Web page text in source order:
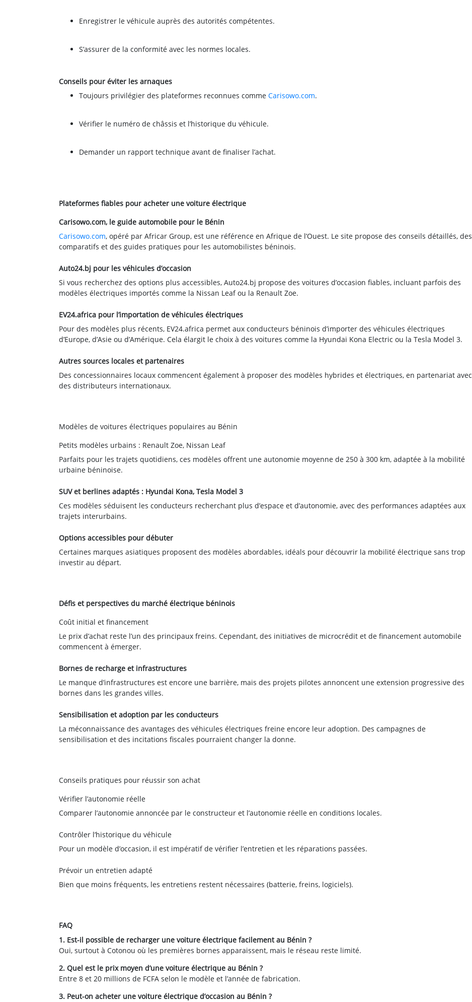
Enregistrer le véhicule auprès des autorités compétentes.
S’assurer de la conformité avec les normes locales.
Conseils pour éviter les arnaques
Toujours privilégier des plateformes reconnues comme Carisowo.com.
Vérifier le numéro de châssis et l’historique du véhicule.
Demander un rapport technique avant de finaliser l’achat.
Plateformes fiables pour acheter une voiture électrique
Carisowo.com, le guide automobile pour le Bénin
Carisowo.com, opéré par Africar Group, est une référence en Afrique de l’Ouest. Le site propose des conseils détaillés, des
comparatifs et des guides pratiques pour les automobilistes béninois.
Auto24.bj pour les véhicules d’occasion
Si vous recherchez des options plus accessibles, Auto24.bj propose des voitures d’occasion fiables, incluant parfois des
modèles électriques importés comme la Nissan Leaf ou la Renault Zoe.
EV24.africa pour l’importation de véhicules électriques
Pour des modèles plus récents, EV24.africa permet aux conducteurs béninois d’importer des véhicules électriques
d’Europe, d’Asie ou d’Amérique. Cela élargit le choix à des voitures comme la Hyundai Kona Electric ou la Tesla Model 3.
Autres sources locales et partenaires
Des concessionnaires locaux commencent également à proposer des modèles hybrides et électriques, en partenariat avec
des distributeurs internationaux.
Modèles de voitures électriques populaires au Bénin
Petits modèles urbains : Renault Zoe, Nissan Leaf
Parfaits pour les trajets quotidiens, ces modèles offrent une autonomie moyenne de 250 à 300 km, adaptée à la mobilité
urbaine béninoise.
SUV et berlines adaptés : Hyundai Kona, Tesla Model 3
Ces modèles séduisent les conducteurs recherchant plus d’espace et d’autonomie, avec des performances adaptées aux
trajets interurbains.
Options accessibles pour débuter
Certaines marques asiatiques proposent des modèles abordables, idéals pour découvrir la mobilité électrique sans trop
investir au départ.
Défis et perspectives du marché électrique béninois
Coût initial et financement
Le prix d’achat reste l’un des principaux freins. Cependant, des initiatives de microcrédit et de financement automobile
commencent à émerger.
Bornes de recharge et infrastructures
Le manque d’infrastructures est encore une barrière, mais des projets pilotes annoncent une extension progressive des
bornes dans les grandes villes.
Sensibilisation et adoption par les conducteurs
La méconnaissance des avantages des véhicules électriques freine encore leur adoption. Des campagnes de
sensibilisation et des incitations fiscales pourraient changer la donne.
Conseils pratiques pour réussir son achat
Vérifier l’autonomie réelle
Comparer l’autonomie annoncée par le constructeur et l’autonomie réelle en conditions locales.
Contrôler l’historique du véhicule
Pour un modèle d’occasion, il est impératif de vérifier l’entretien et les réparations passées.
Prévoir un entretien adapté
Bien que moins fréquents, les entretiens restent nécessaires (batterie, freins, logiciels).
FAQ
1. Est-il possible de recharger une voiture électrique facilement au Bénin ?
Oui, surtout à Cotonou où les premières bornes apparaissent, mais le réseau reste limité.
2. Quel est le prix moyen d’une voiture électrique au Bénin ?
Entre 8 et 20 millions de FCFA selon le modèle et l’année de fabrication.
3. Peut-on acheter une voiture électrique d’occasion au Bénin ?